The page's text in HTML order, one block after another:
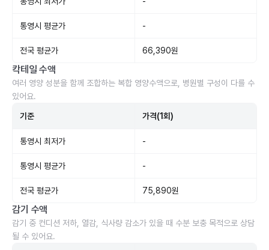
통영시 평균가 -
전국 평균가 66,390원
칵테일 수액
여러 영양 성분을 함께 조합하는 복합 영양수액으로, 병원별 구성이 다를 수
있어요.
기준 가격(1회)
통영시 최저가 -
통영시 평균가 -
전국 평균가 75,890원
감기 수액
감기 중 컨디션 저하, 열감, 식사량 감소가 있을 때 수분 보충 목적으로 상담
될 수 있어요.